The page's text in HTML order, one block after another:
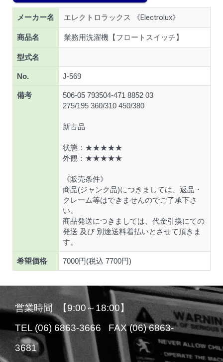
メーカー名 エレクトロラックス 《Electrolux》
商品名 業務用洗濯機【フロートスイッチ】
型式名
No. J-569
備考
506-05 793504-471 8852 03
275/195 360/310 450/380
新古品
状態：★★★★★
外観：★★★★★
《販売条件》
商品(ジャンク品)につきましては、返品・
クレーム等はできませんのでご了承下さ
い。
商品発送につきましては、代金引換にての
発送 及び 別途送料着払いとさせて頂きま
す。
希望価格 7000円(税込 7700円)
営業時間 【9:00～18:00】
TEL (06) 6863-3666 FAX (06) 6863-
3681